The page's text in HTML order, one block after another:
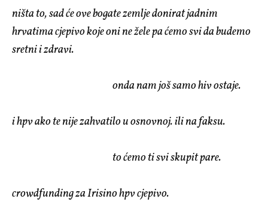
ništa to, sad će ove bogate zemlje donirat jadnim
hrvatima cjepivo koje oni ne žele pa ćemo svi da budemo
sretni i zdravi.
onda nam još samo hiv ostaje.
i hpv ako te nije zahvatilo u osnovnoj. ili na faksu.
to ćemo ti svi skupit pare.
crowdfunding za Irisino hpv cjepivo.